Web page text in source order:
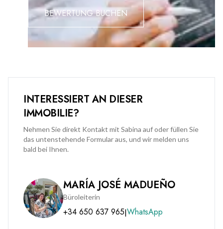
BEWERTUNG BUCHEN
INTERESSIERT AN DIESER
IMMOBILIE?
Nehmen Sie direkt Kontakt mit Sabina auf oder füllen Sie
das untenstehende Formular aus, und wir melden uns
bald bei Ihnen.
MARÍA JOSÉ MADUEÑO
Büroleiterin
+34 650 637 965|WhatsApp